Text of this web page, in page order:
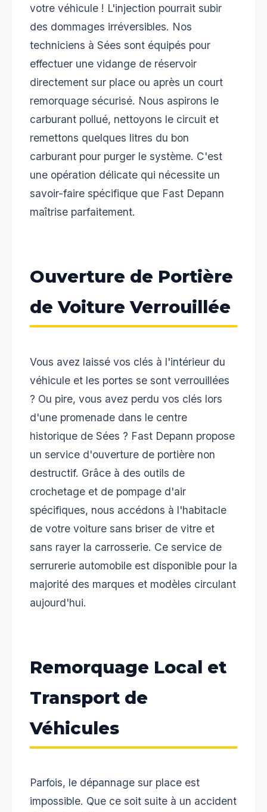
votre véhicule ! L'injection pourrait subir
des dommages irréversibles. Nos
techniciens à Sées sont équipés pour
effectuer une vidange de réservoir
directement sur place ou après un court
remorquage sécurisé. Nous aspirons le
carburant pollué, nettoyons le circuit et
remettons quelques litres du bon
carburant pour purger le système. C'est
une opération délicate qui nécessite un
savoir-faire spécifique que Fast Depann
maîtrise parfaitement.
Ouverture de Portière
de Voiture Verrouillée
Vous avez laissé vos clés à l'intérieur du
véhicule et les portes se sont verrouillées
? Ou pire, vous avez perdu vos clés lors
d'une promenade dans le centre
historique de Sées ? Fast Depann propose
un service d'ouverture de portière non
destructif. Grâce à des outils de
crochetage et de pompage d'air
spécifiques, nous accédons à l'habitacle
de votre voiture sans briser de vitre et
sans rayer la carrosserie. Ce service de
serrurerie automobile est disponible pour la
majorité des marques et modèles circulant
aujourd'hui.
Remorquage Local et
Transport de
Véhicules
Parfois, le dépannage sur place est
impossible. Que ce soit suite à un accident